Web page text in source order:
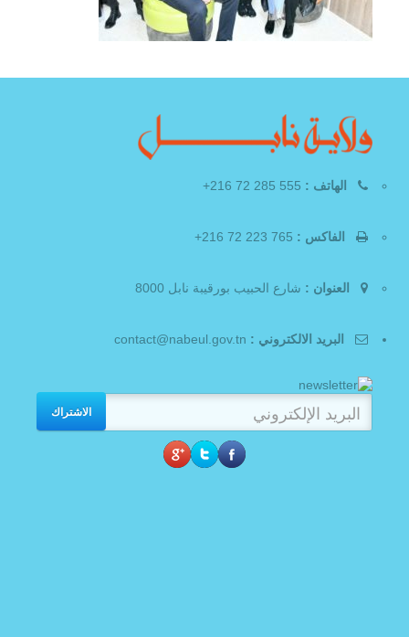
الهاتف :
الفاكس :
العنوان : شارع الحبيب بورقيبة نابل 8000
البريد الالكتروني :
الاشتراك